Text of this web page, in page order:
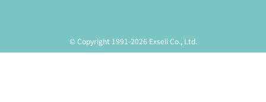
© Copyright 1991-2026 Exseli Co., Ltd.